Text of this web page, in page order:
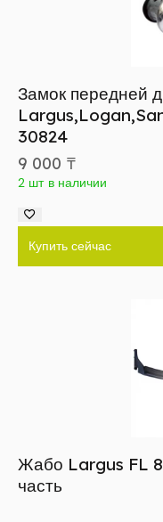
Замок передней
30824
9 000 ₸
2 шт в наличии
Купить сейчас
Жабо Largus FL
часть